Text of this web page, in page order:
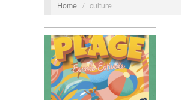
Home / culture